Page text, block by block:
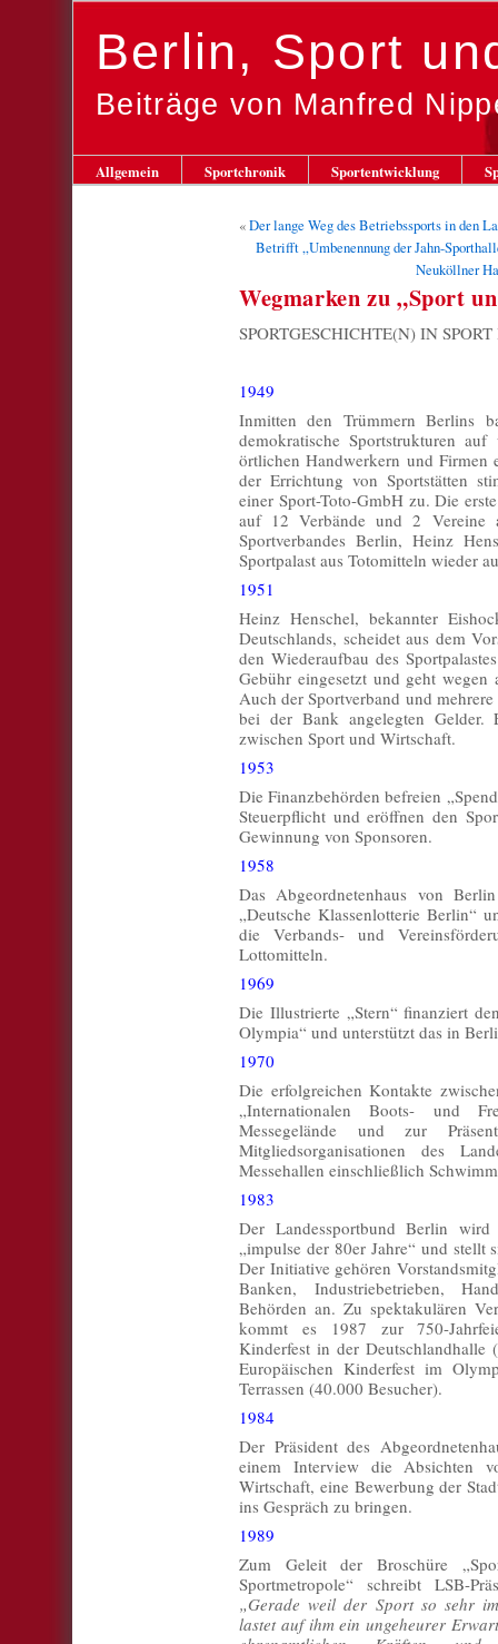
Berlin, Sport
Beiträge von Manfred
Allgemein Sportchronik Sportentwicklung
«Der lange Weg des Betriebssports in den
Betrifft „Umbenennung der Jahn-
Neuköllner
Wegmarken zu „Sport
SPORTGESCHICHTE(N) IN
1949
Inmitten den Trümmern Berlins
demokratische Sportstrukturen
örtlichen Handwerkern und Firmen
der Errichtung von Sportstätten
einer Sport-Toto-GmbH zu. Die
auf 12 Verbände und 2 Vereine
Sportverbandes Berlin, Heinz
Sportpalast aus Totomitteln wieder
1951
Heinz Henschel, bekannter
Deutschlands, scheidet aus dem
den Wiederaufbau des
Gebühr eingesetzt und geht
Auch der Sportverband und
bei der Bank angelegten Gelder.
zwischen Sport und Wirtschaft.
1953
Die Finanzbehörden befreien
Steuerpflicht und eröffnen den
Gewinnung von Sponsoren.
1958
Das Abgeordnetenhaus von
„Deutsche Klassenlotterie Berlin“
die Verbands- und
Lottomitteln.
1969
Die Illustrierte „Stern“ finanziert
Olympia“ und unterstützt das in
1970
Die erfolgreichen Kontakte
„Internationalen Boots- und
Messegelände und zur
Mitgliedsorganisationen des
Messehallen einschließlich
1983
Der Landessportbund Berlin
„impulse der 80er Jahre“ und
Der Initiative gehören
Banken, Industriebetrieben,
Behörden an. Zu spektakulären
kommt es 1987 zur 750-
Kinderfest in der Deutschlandhalle
Europäischen Kinderfest im
Terrassen (40.000 Besucher).
1984
Der Präsident des
einem Interview die Absichten
Wirtschaft, eine Bewerbung der
ins Gespräch zu bringen.
1989
Zum Geleit der Broschüre
Sportmetropole“ schreibt LSB-
„Gerade weil der Sport so sehr
lastet auf ihm ein ungeheurer